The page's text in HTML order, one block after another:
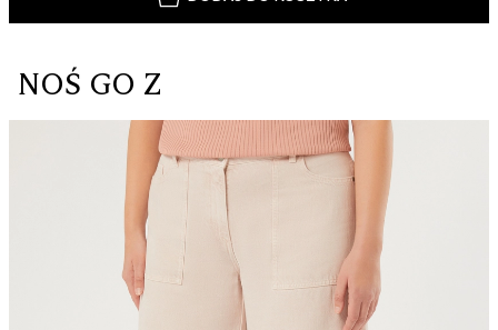
NOŚ GO Z